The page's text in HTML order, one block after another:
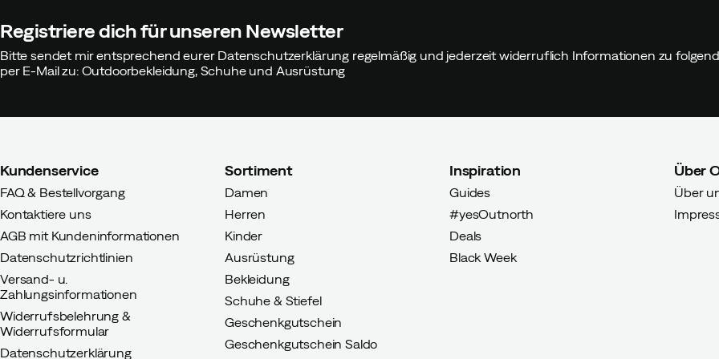
Größe: OneSize
Registriere dich für unseren Newsletter
Bitte sendet mir entsprechend eurer Datenschutzerklärung regelmäßig und jederzeit widerruflich Informationen zu
per E-Mail zu: Outdoorbekleidung, Schuhe und Ausrüstung
Kundenservice
FAQ & Bestellvorgang
Kontaktiere uns
AGB mit Kundeninformationen
Datenschutzrichtlinien
Versand- u.
Zahlungsinformationen
Widerrufsbelehrung &
Widerrufsformular
Datenschutzerklärung
Sortiment
Damen
Herren
Kinder
Ausrüstung
Bekleidung
Schuhe & Stiefel
Geschenkgutschein
Geschenkgutschein Saldo
Inspiration
Guides
#yesOutnorth
Deals
Black Week
Über
Über